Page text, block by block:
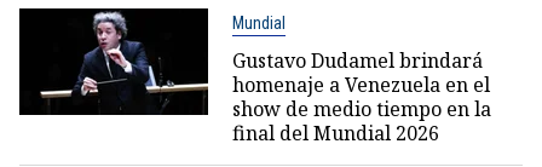
Mundial
Gustavo Dudamel brindará
homenaje a Venezuela en el
show de medio tiempo en la
final del Mundial 2026